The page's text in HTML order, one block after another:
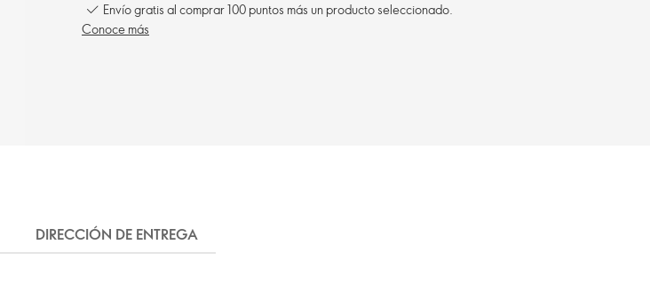
Envío gratis al comprar 100 puntos más un producto seleccionado.
Conoce más
DIRECCIÓN DE ENTREGA